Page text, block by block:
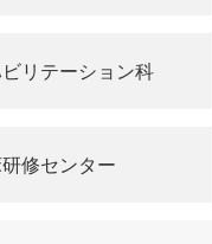
ビリテーション科
修センター